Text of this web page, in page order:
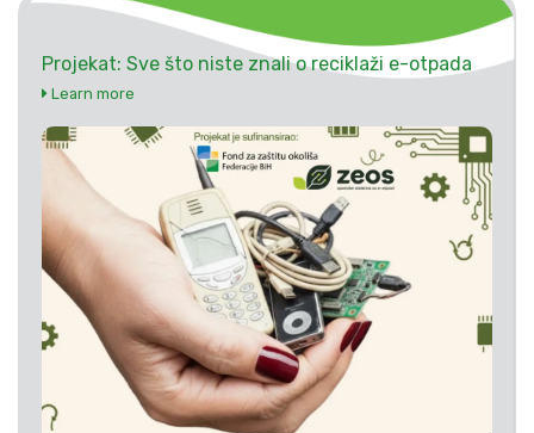
Projekat: Sve što niste znali o reciklaži e-otpada
Learn more